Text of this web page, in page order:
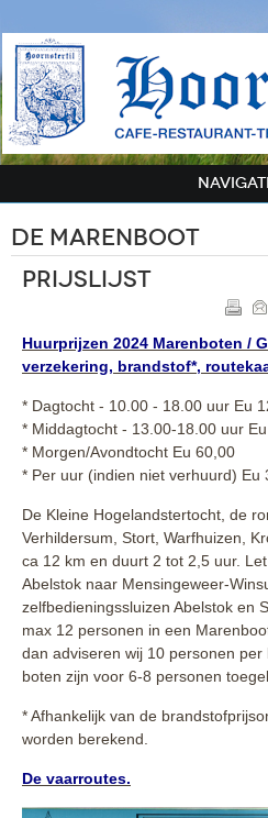
De Marenboot
Prijslijst
Huurprijzen 2024 Marenboten /
verzekering, brandstof*,
* Dagtocht - 10.00 - 18.00 uur Eu
* Middagtocht - 13.00-18.00 uur
* Morgen/Avondtocht Eu 60,00
* Per uur (indien niet verhuurd) Eu
De Kleine Hogelandstertocht, de
Verhildersum, Stort, Warfhuizen,
ca 12 km en duurt 2 tot 2,5 uur.
Abelstok naar Mensingeweer-
zelfbedieningssluizen Abelstok en
max 12 personen in een
dan adviseren wij 10 personen
boten zijn voor 6-8 personen
* Afhankelijk van de
worden berekend.
De vaarroutes.